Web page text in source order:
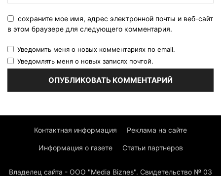
сохраните мое имя, адрес электронной почты и веб-сайт
в этом браузере для следующего комментария.
Уведомить меня о новых комментариях по email.
Уведомлять меня о новых записях почтой.
Контактная информация Реклама на сайте
Информация о газете Статьи партнеров
Владелец сайта - ООО "Media Biznes". Свидетельство № 03